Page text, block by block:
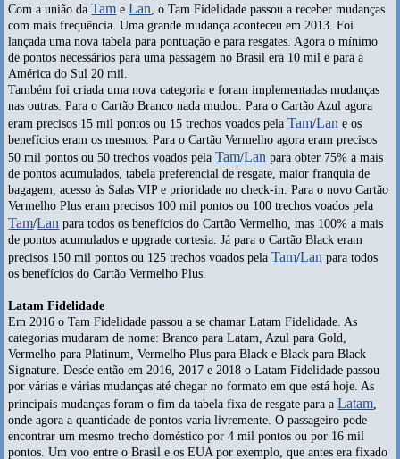
Com a união daTam eLan, o Tam Fidelidade passou a receber mudanças
com mais frequência. Uma grande mudança aconteceu em 2013. Foi
lançada uma nova tabela para pontuação e para resgates. Agora o mínimo
de pontos necessários para uma passagem no Brasil era 10 mil e para a
América do Sul 20 mil.
Também foi criada uma nova categoria e foram implementadas mudanças
nas outras. Para o Cartão Branco nada mudou. Para o Cartão Azul agora
eram precisos 15 mil pontos ou 15 trechos voados pelaTam/Lan e os
benefícios eram os mesmos. Para o Cartão Vermelho agora eram precisos
50 mil pontos ou 50 trechos voados pelaTam/Lan para obter 75% a mais
de pontos acumulados, tabela preferencial de resgate, maior franquia de
bagagem, acesso às Salas VIP e prioridade no check-in. Para o novo Cartão
Vermelho Plus eram precisos 100 mil pontos ou 100 trechos voados pela
Tam/Lan para todos os benefícios do Cartão Vermelho, mas 100% a mais
de pontos acumulados e upgrade cortesia. Já para o Cartão Black eram
precisos 150 mil pontos ou 125 trechos voados pelaTam/Lan para todos
os benefícios do Cartão Vermelho Plus.
Latam Fidelidade
Em 2016 o Tam Fidelidade passou a se chamar Latam Fidelidade. As
categorias mudaram de nome: Branco para Latam, Azul para Gold,
Vermelho para Platinum, Vermelho Plus para Black e Black para Black
Signature. Desde então em 2016, 2017 e 2018 o Latam Fidelidade passou
por várias e várias mudanças até chegar no formato em que está hoje. As
principais mudanças foram o fim da tabela fixa de resgate para aLatam,
onde agora a quantidade de pontos varia livremente. O passageiro pode
encontrar um mesmo trecho doméstico por 4 mil pontos ou por 16 mil
pontos. Um voo entre o Brasil e os EUA por exemplo, que antes era fixado